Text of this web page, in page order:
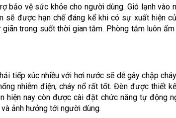
bảo vệ sức khỏe cho người dùng. Gió lạnh vào
sẽ được hạn chế đáng kể khi có sự xuất hiện
trong suốt thời gian tắm. Phòng tắm luôn
tiếp xúc nhiều với hơi nước sẽ dễ gây chập
nhiễm điện, cháy nổ rất tốt. Đèn được thiết
hiện nay còn được cài đặt chức năng tự động
ảnh hưởng tới người dùng.